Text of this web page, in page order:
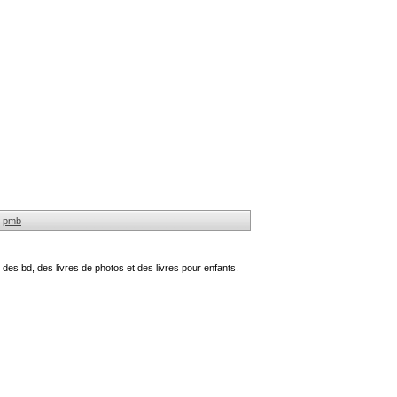
pmb
bd, des livres de photos et des livres pour enfants.